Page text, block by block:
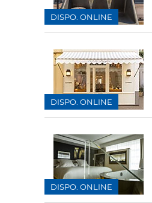
DISPO. ONLINE
DISPO. ONLINE
DISPO. ONLINE